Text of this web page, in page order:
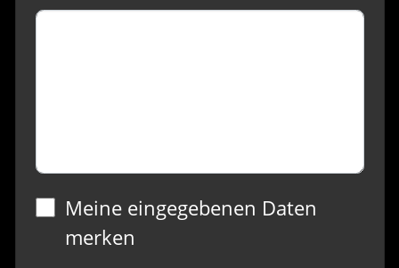
Meine eingegebenen Daten
merken